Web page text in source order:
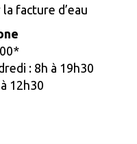
facture d’eau
: 8h à 19h30
12h30